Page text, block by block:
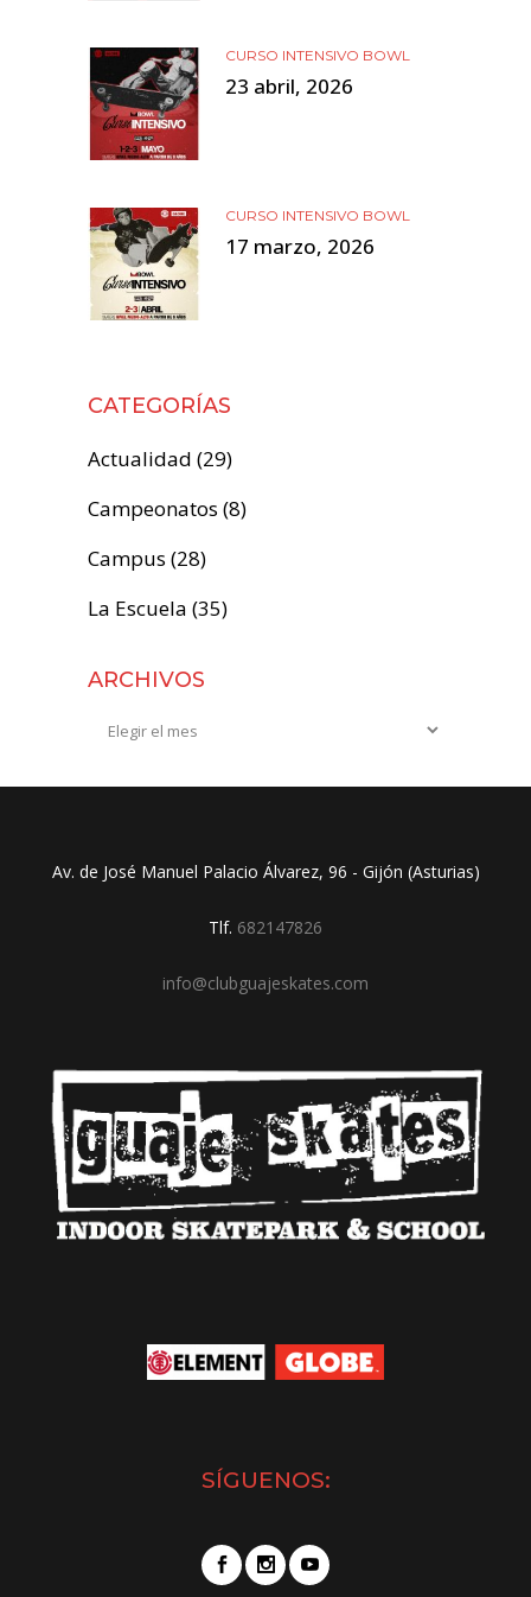
CURSO INTENSIVO BOWL
23 abril, 2026
CURSO INTENSIVO BOWL
17 marzo, 2026
CATEGORÍAS
Actualidad (29)
Campeonatos (8)
Campus (28)
La Escuela (35)
ARCHIVOS
Archivos
Av. de José Manuel Palacio Álvarez, 96 - Gijón (Asturias)
Tlf. 682147826
info@clubguajeskates.com
SÍGUENOS: